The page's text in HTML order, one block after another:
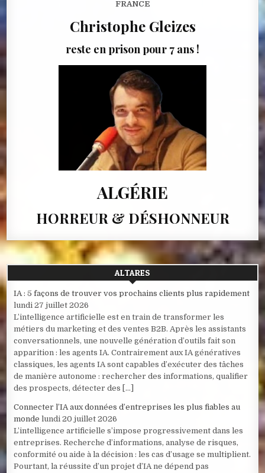
FRANCE
Christophe Gleizes
reste en prison pour 7 ans !
ALGÉRIE
HORREUR & DÉSHONNEUR
ALTARES
IA : 5 façons de trouver vos prochains clients plus rapidement
lundi 27 juillet 2026
L’intelligence artificielle est en train de transformer les
métiers du marketing et des ventes B2B. Après les assistants
conversationnels, une nouvelle génération d’outils fait son
apparition : les agents IA. Contrairement aux IA génératives
classiques, les agents IA sont capables d’exécuter des tâches
de manière autonome : rechercher des informations, qualifier
des prospects, détecter des […]
Connecter l’IA aux données d’entreprises les plus fiables au
monde lundi 20 juillet 2026
L’intelligence artificielle s’impose progressivement dans les
entreprises. Recherche d’informations, analyse de risques,
conformité ou aide à la décision : les cas d’usage se multiplient.
Pourtant, la réussite d’un projet d’IA ne dépend pas